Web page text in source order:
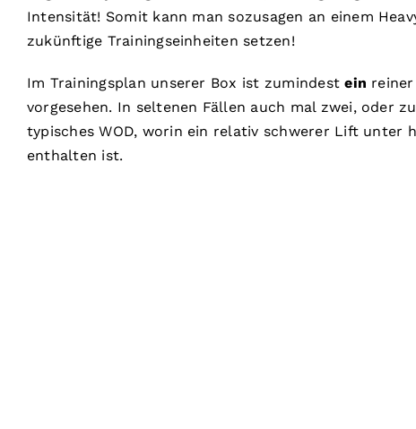
Intensität! Somit kann man sozusagen an einem
zukünftige Trainingseinheiten setzen!
Im Trainingsplan unserer Box ist zumindestein reiner
vorgesehen. In seltenen Fällen auch mal zwei, oder
typisches WOD, worin ein relativ schwerer Lift unter
enthalten ist.